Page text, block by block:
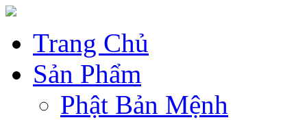
Trang Chủ
Sản Phẩm
Phật Bản Mệnh